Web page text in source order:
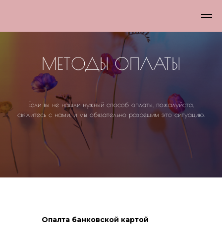
МЕТОДЫ ОПЛАТЫ
Если вы не нашли нужный способ оплаты, пожалуйста,
свяжитесь с нами, и мы обязательно разрешим это ситуацию.
Опалта банковской картой